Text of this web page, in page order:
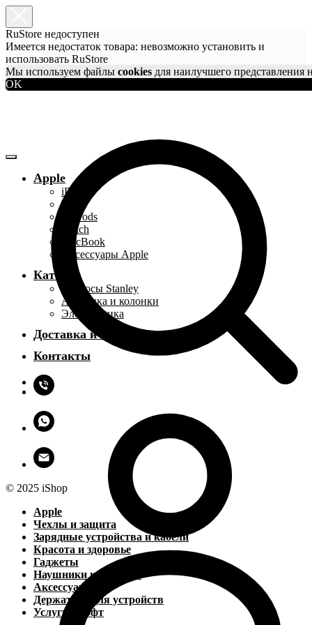
RuStore недоступен
Имеется недостаток товара: невозможно установить и
использовать RuStore
Мы используем файлы cookies для наилучшего представления
OK
Apple
iPhone
iPad
AirPods
Watch
MacBook
Аксессуары Apple
Каталог
Термосы Stanley
Акустика и колонки
Электроника
Доставка и оплата
Контакты
© 2025 iShop
Apple
Чехлы и защита
Зарядные устройства и кабели
Красота и здоровье
Гаджеты
Наушники и колонки
Аксессуары
Держатели для устройств
Услуги и софт